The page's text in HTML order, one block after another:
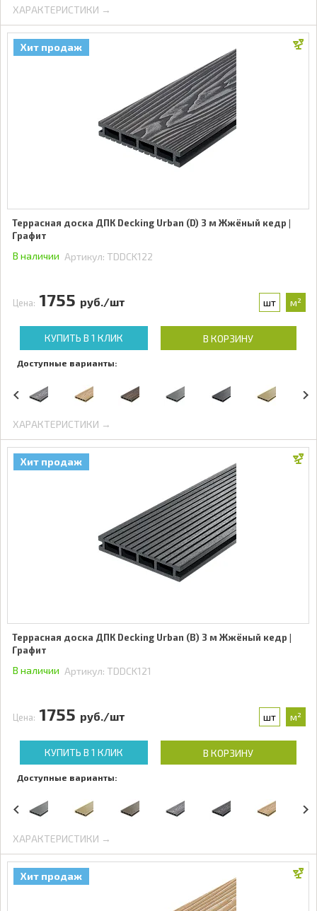
ХАРАКТЕРИСТИКИ →
Хит продаж
Террасная доска ДПК Decking Urban (D) 3 м Жжёный кедр |
Графит
В наличии Артикул: TDDCK122
Цена: 1755 руб./шт шт м²
КУПИТЬ В 1 КЛИК В КОРЗИНУ
Доступные варианты:
ХАРАКТЕРИСТИКИ →
Хит продаж
Террасная доска ДПК Decking Urban (В) 3 м Жжёный кедр |
Графит
В наличии Артикул: TDDCK121
Цена: 1755 руб./шт шт м²
КУПИТЬ В 1 КЛИК В КОРЗИНУ
Доступные варианты:
ХАРАКТЕРИСТИКИ →
Хит продаж